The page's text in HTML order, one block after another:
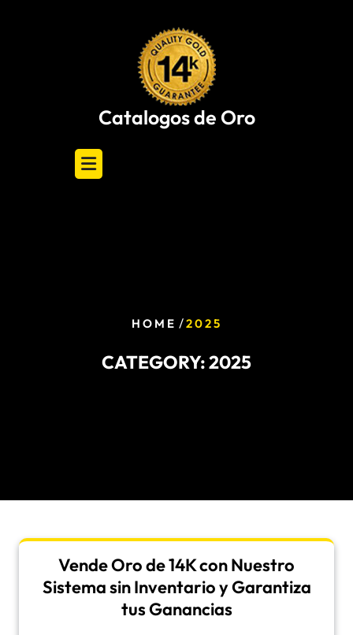
Catalogos de Oro
HOME /2025
CATEGORY:2025
Vende Oro de 14K con Nuestro
Sistema sin Inventario y Garantiza
tus Ganancias